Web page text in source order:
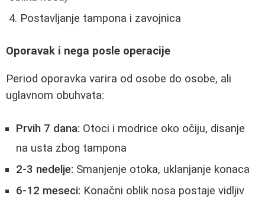
Postavljanje tampona i zavojnica
Oporavak i nega posle operacije
Period oporavka varira od osobe do osobe, ali
uglavnom obuhvata:
Prvih 7 dana: Otoci i modrice oko očiju, disanje
na usta zbog tampona
2-3 nedelje: Smanjenje otoka, uklanjanje konaca
6-12 meseci: Konačni oblik nosa postaje vidljiv